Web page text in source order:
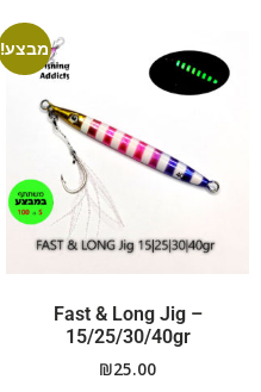
מבצע!
Fast & Long Jig –
15/25/30/40gr
₪25.00